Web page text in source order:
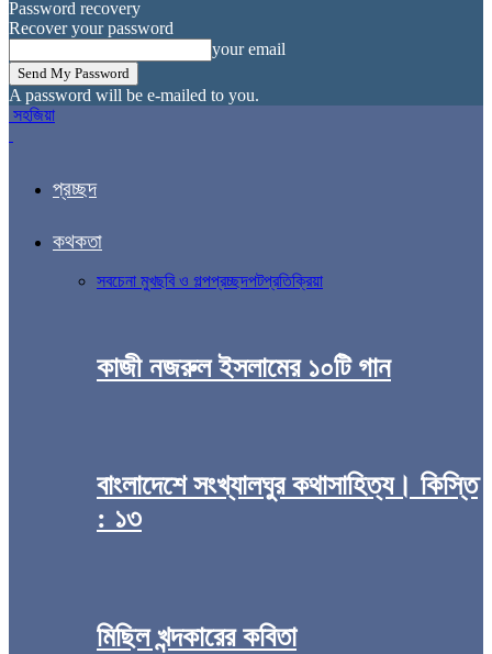
Password recovery
Recover your password
your email
A password will be e-mailed to you.
সহজিয়া
প্রচ্ছদ
কথকতা
সবচেনা মুখছবি ও গল্পপ্রচ্ছদপটপ্রতিক্রিয়া
কাজী নজরুল ইসলামের ১০টি গান
বাংলাদেশে সংখ্যালঘুর কথাসাহিত্য। কিস্তি
: ১৩
মিছিল খন্দকারের কবিতা